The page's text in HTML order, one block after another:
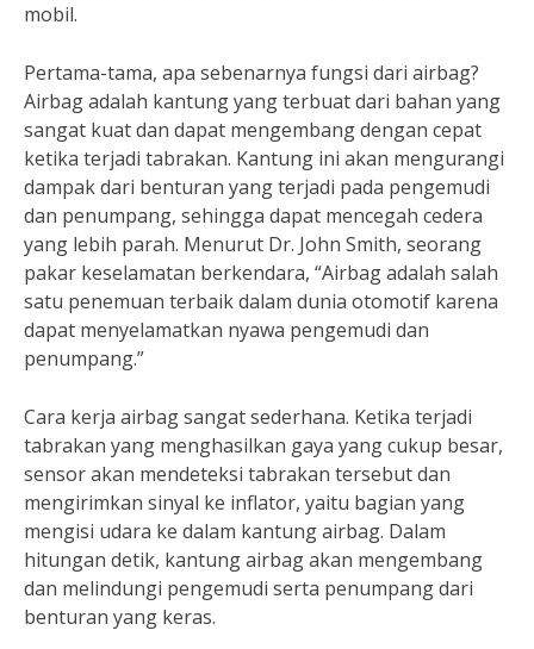
mobil.
Pertama-tama, apa sebenarnya fungsi dari airbag?
Airbag adalah kantung yang terbuat dari bahan yang
sangat kuat dan dapat mengembang dengan cepat
ketika terjadi tabrakan. Kantung ini akan mengurangi
dampak dari benturan yang terjadi pada pengemudi
dan penumpang, sehingga dapat mencegah cedera
yang lebih parah. Menurut Dr. John Smith, seorang
pakar keselamatan berkendara, “Airbag adalah salah
satu penemuan terbaik dalam dunia otomotif karena
dapat menyelamatkan nyawa pengemudi dan
penumpang.”
Cara kerja airbag sangat sederhana. Ketika terjadi
tabrakan yang menghasilkan gaya yang cukup besar,
sensor akan mendeteksi tabrakan tersebut dan
mengirimkan sinyal ke inflator, yaitu bagian yang
mengisi udara ke dalam kantung airbag. Dalam
hitungan detik, kantung airbag akan mengembang
dan melindungi pengemudi serta penumpang dari
benturan yang keras.